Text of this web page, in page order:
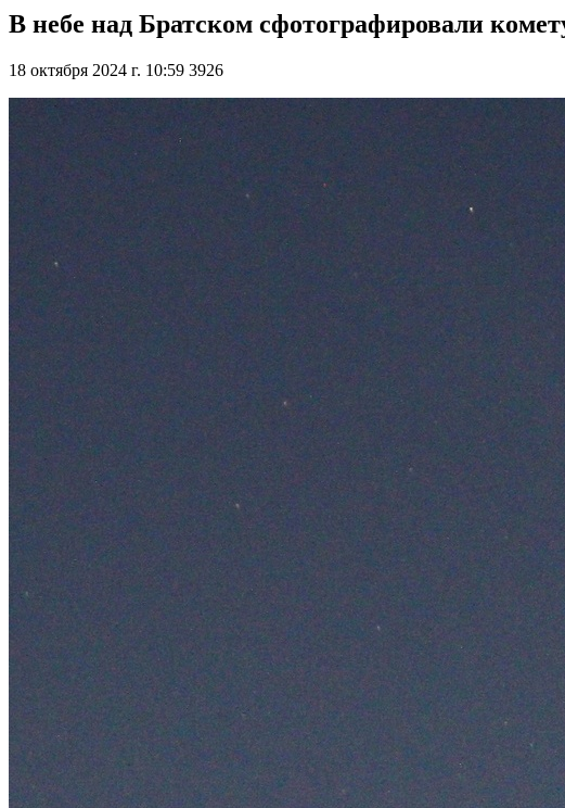
В небе над Братском сфотографировали
18 октября 2024 г. 10:59 3926